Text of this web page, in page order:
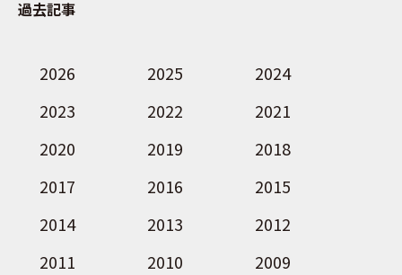
過去記事
2026 2025
2024
2023
2022
2021
2020
2019
2018
2017
2016
2015
2014
2013
2012
2011
2010
2009